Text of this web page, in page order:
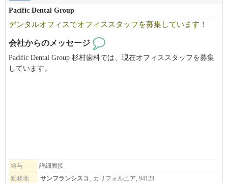
Pacific Dental Group
デンタルオフィスでオフィススタッフを募集しています！
会社からのメッセージ
Pacific Dental Group 杉村歯科では、現在オフィススタッフを募集
しています。
給与
詳細面接
勤務地
サンフランシスコ , カリフォルニア, 94123